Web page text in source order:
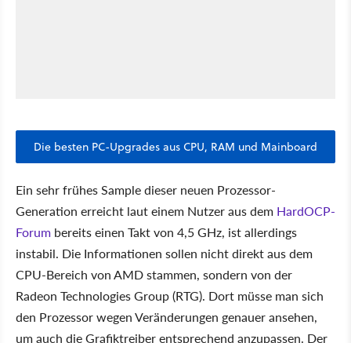
Die besten PC-Upgrades aus CPU, RAM und Mainboard
Ein sehr frühes Sample dieser neuen Prozessor-
Generation erreicht laut einem Nutzer aus dem HardOCP-
Forum bereits einen Takt von 4,5 GHz, ist allerdings
instabil. Die Informationen sollen nicht direkt aus dem
CPU-Bereich von AMD stammen, sondern von der
Radeon Technologies Group (RTG). Dort müsse man sich
den Prozessor wegen Veränderungen genauer ansehen,
um auch die Grafiktreiber entsprechend anzupassen. Der